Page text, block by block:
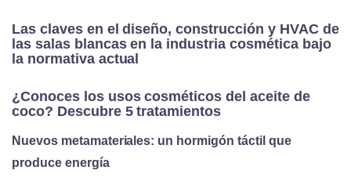
Las claves en el diseño, construcción y HVAC de
las salas blancas en la industria cosmética bajo
la normativa actual
¿Conoces los usos cosméticos del aceite de
coco? Descubre 5 tratamientos
Nuevos metamateriales: un hormigón táctil que
produce energía